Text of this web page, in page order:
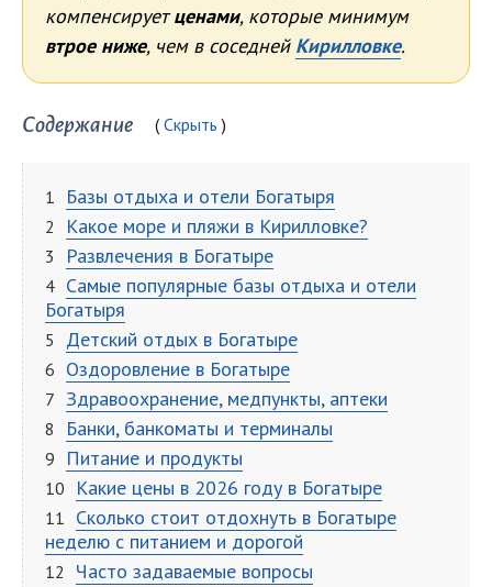
компенсируетценами, которые минимум
втрое ниже, чем в соседней Кирилловке.
Содержание Скрыть
Базы отдыха и отели Богатыря
Какое море и пляжи в Кирилловке?
Развлечения в Богатыре
Самые популярные базы отдыха и отели
Богатыря
Детский отдых в Богатыре
Оздоровление в Богатыре
Здравоохранение, медпункты, аптеки
Банки, банкоматы и терминалы
Питание и продукты
Какие цены в 2026 году в Богатыре
Сколько стоит отдохнуть в Богатыре
неделю с питанием и дорогой
Часто задаваемые вопросы